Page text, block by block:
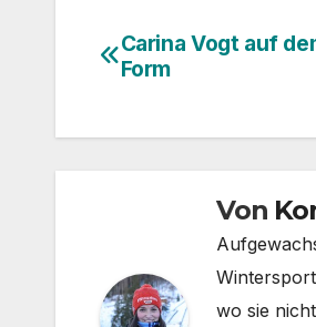
Carina Vogt auf
Form
Von
wo sie